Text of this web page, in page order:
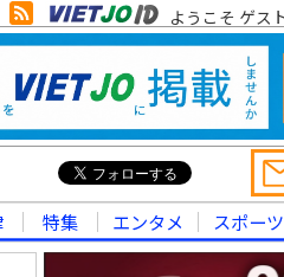
ようこそ ゲス
特集 エンタメ スポーツ